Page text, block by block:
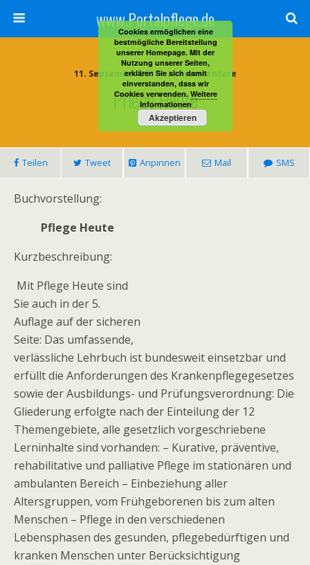
www.Portalpflege.de
11. September 2014 • 23 Kommentare
Pflege Heute
Teilen Tweet Anpinnen Mail SMS
Buchvorstellung:
Pflege Heute
Kurzbeschreibung:
Mit Pflege Heute sind
Sie auch in der 5.
Auflage auf der sicheren
Seite: Das umfassende,
verlässliche Lehrbuch ist bundesweit einsetzbar und
erfüllt die Anforderungen des Krankenpflegegesetzes
sowie der Ausbildungs- und Prüfungsverordnung: Die
Gliederung erfolgte nach der Einteilung der 12
Themengebiete, alle gesetzlich vorgeschriebene
Lerninhalte sind vorhanden: – Kurative, präventive,
rehabilitative und palliative Pflege im stationären und
ambulanten Bereich – Einbeziehung aller
Altersgruppen, vom Frühgeborenen bis zum alten
Menschen – Pflege in den verschiedenen
Lebensphasen des gesunden, pflegebedürftigen und
kranken Menschen unter Berücksichtigung
Cookies ermöglichen eine
bestmögliche Bereitstellung
unserer Homepage. Mit der
Nutzung unserer Seiten,
erklären Sie sich damit
einverstanden, dass wir
Cookies verwenden. Weitere
Informationen
Akzeptieren